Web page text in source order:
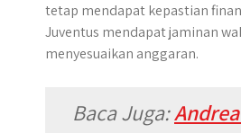
tetap mendapat kepastian
Juventus mendapat jaminan
menyesuaikan anggaran.
Baca Juga: